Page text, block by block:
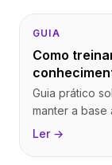
GUIA
Como
Guia prático
manter a base
Ler →